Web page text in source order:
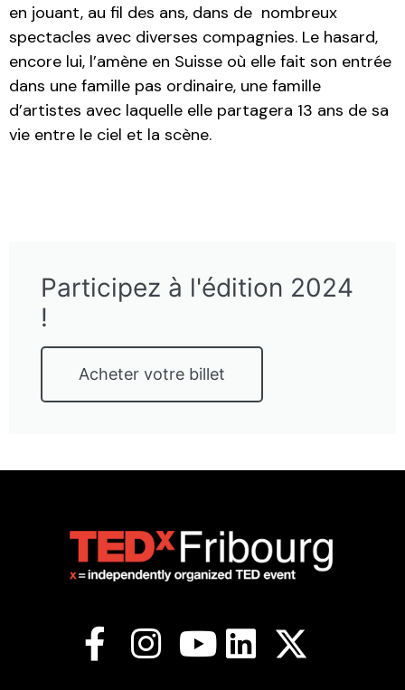
en jouant, au fil des ans, dans de nombreux
spectacles avec diverses compagnies. Le hasard,
encore lui, l’amène en Suisse où elle fait son entrée
dans une famille pas ordinaire, une famille
d’artistes avec laquelle elle partagera 13 ans de sa
vie entre le ciel et la scène.
Participez à l'édition 2024
!
Acheter votre billet